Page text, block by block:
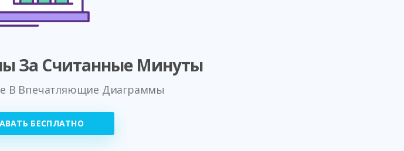
За Считанные Минуты
В Впечатляющие Диаграммы
БЕСПЛАТНО